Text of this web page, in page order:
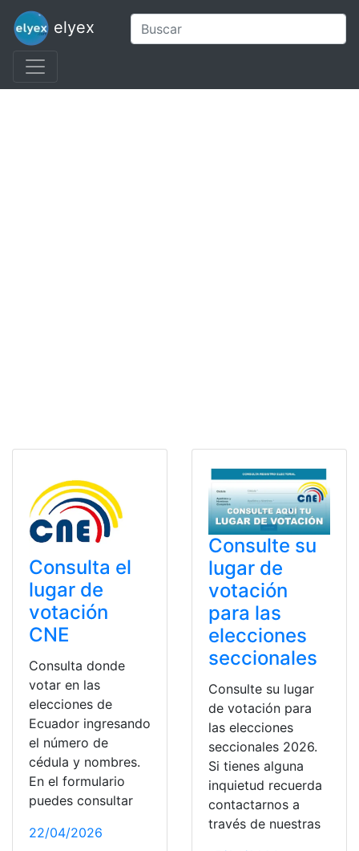
elyex
Consulta el
lugar de
votación
CNE
Consulta donde
votar en las
elecciones de
Ecuador ingresando
el número de
cédula y nombres.
En el formulario
puedes consultar
22/04/2026
Consulte su
lugar de
votación
para las
elecciones
seccionales
Consulte su lugar
de votación para
las elecciones
seccionales 2026.
Si tienes alguna
inquietud recuerda
contactarnos a
través de nuestras